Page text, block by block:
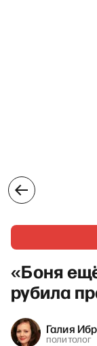
«Боня
рубила
Галия
политолог